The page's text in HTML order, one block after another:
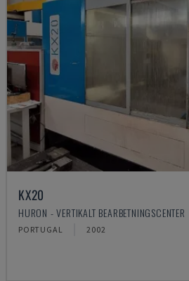
KX20
HURON - VERTIKALT BEARBETNINGSCENTER
PORTUGAL 2002